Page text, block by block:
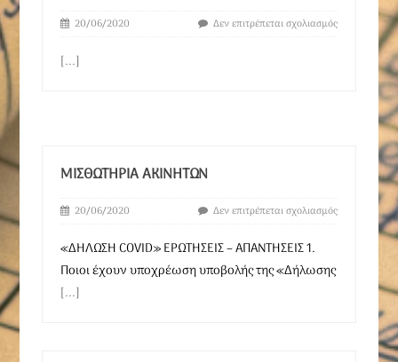
20/06/2020 Δεν επιτρέπεται σχολιασμός
[...]
ΜΙΣΘΩΤΉΡΙΑ ΑΚΙΝΉΤΩΝ
20/06/2020 Δεν επιτρέπεται σχολιασμός
«ΔΗΛΩΣΗ COVID» ΕΡΩΤΗΣΕΙΣ – ΑΠΑΝΤΗΣΕΙΣ 1.
Ποιοι έχουν υποχρέωση υποβολής της «Δήλωσης
[...]